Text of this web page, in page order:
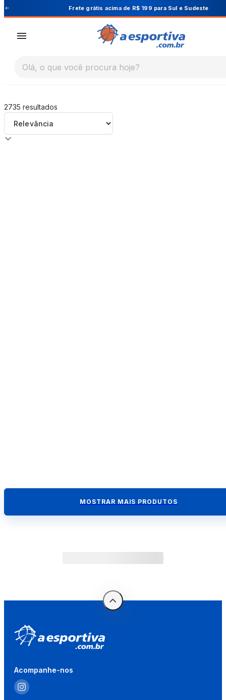
A Esportiva Cupom PRIMEIRA10 para 10%
Olá, o que você procura hoje?
2735 resultados
MOSTRAR MAIS PRODUTOS
Acompanhe-nos